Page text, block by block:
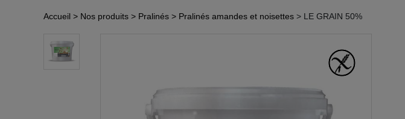
Accueil > Nos produits > Pralinés > Pralinés amandes et noisettes > LE GRAIN 50%